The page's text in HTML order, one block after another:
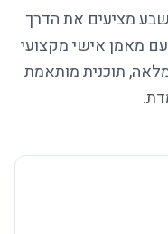
שבע מציעים את הדרך
מאמן אישי מקצועי
תוכנית מותאמת